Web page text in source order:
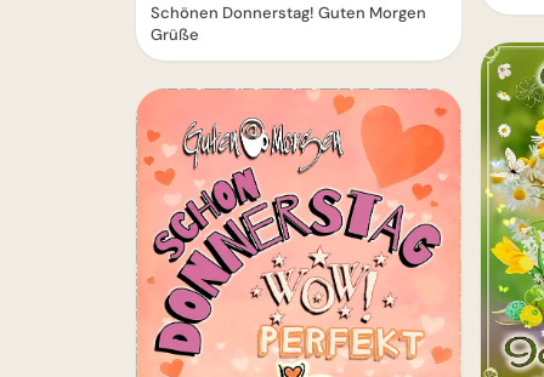
Schönen Donnerstag! Guten Morgen
Grüße